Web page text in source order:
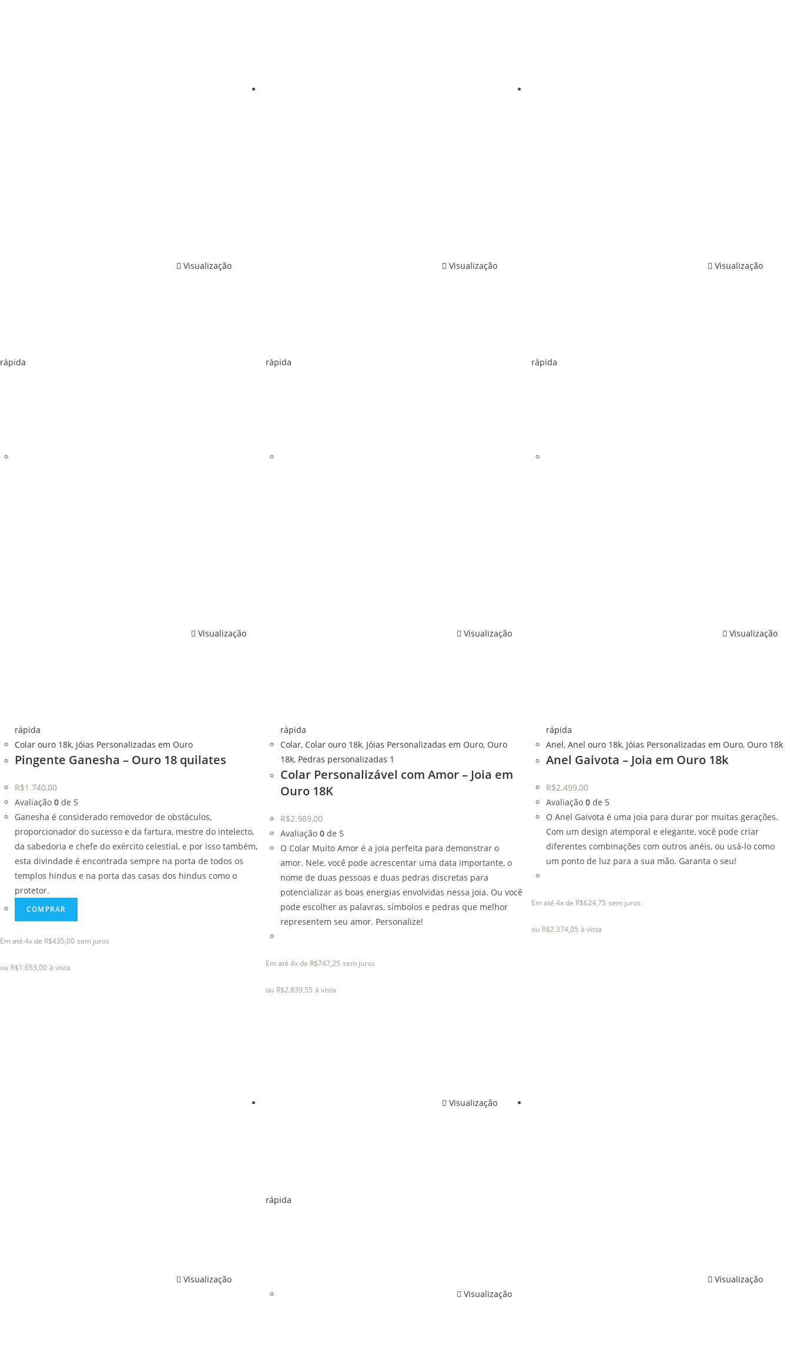
Visualização
rápida
Visualização
rápida
Colar ouro 18k, Jóias Personalizadas em Ouro
Pingente Ganesha – Ouro 18 quilates
R$1.740,00
Avaliação 0 de 5
Ganesha é considerado removedor de obstáculos,
proporcionador do sucesso e da fartura, mestre do intelecto,
da sabedoria e chefe do exército celestial, e por isso também,
esta divindade é encontrada sempre na porta de todos os
templos hindus e na porta das casas dos hindus como o
protetor.
COMPRAR
Em até 4x de R$435,00 sem juros
ou R$1.653,00 à vista
Visualização
rápida
Visualização
rápida
Colar, Colar ouro 18k, Jóias Personalizadas em Ouro, Ouro
18k, Pedras personalizadas 1
Colar Personalizável com Amor – Joia em
Ouro 18K
R$2.989,00
Avaliação0 de 5
O Colar Muito Amor é a joia perfeita para demonstrar o
amor. Nele, você pode acrescentar uma data importante, o
nome de duas pessoas e duas pedras discretas para
potencializar as boas energias envolvidas nessa joia. Ou você
pode escolher as palavras, símbolos e pedras que melhor
representem seu amor. Personalize!
has
variants.
Em até 4x de R$747,25 sem juros
ou R$2.839,55 à vista
Visualização
rápida
Visualização
rápida
Anel,Anel ouro 18k, Jóias Personalizadas em Ouro, Ouro 18k
Anel Gaivota – Joia em Ouro 18k
R$2.499,00
Avaliação0 de 5
O Anel Gaivota é uma joia para durar por muitas gerações.
Com um design atemporal e elegante, você pode criar
diferentes combinações com outros anéis, ou usá-lo como
um ponto de luz para a sua mão. Garanta o seu!
has
variants.
Em até 4x de R$624,75 sem juros
ou R$2.374,05 à vista
Visualização
Visualização
rápida
Visualização
Visualização